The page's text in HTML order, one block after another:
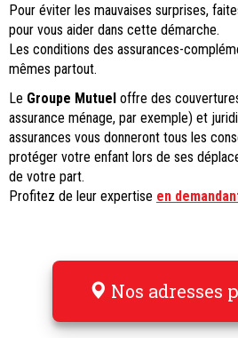
Pour éviter les mauvaises surprises,
pour vous aider dans cette démarche.
Les conditions des assurances-
mêmes partout.
Le Groupe Mutuel offre des
assurance ménage, par exemple) et
assurances vous donneront tous les
protéger votre enfant lors de ses
de votre part.
Profitez de leur expertise en
Nos adresses